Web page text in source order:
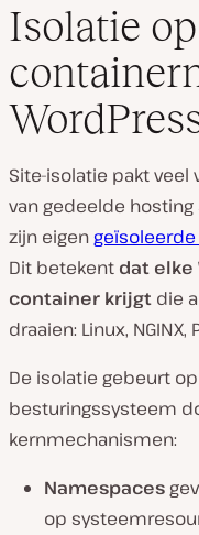
Isolatie op
Site-isolatie pakt
van gedeelde hosting
zijn eigen
Dit betekent dat elke
container krijgt die
draaien: Linux, NGINX,
De isolatie gebeurt
besturingssysteem
kernmechanismen:
Namespaces
op